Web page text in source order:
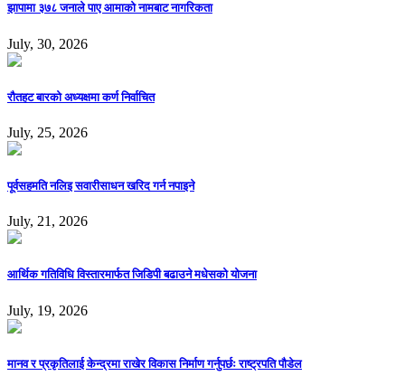
झापामा ३७८ जनाले पाए आमाको नामबाट नागरिकता
July, 30, 2026
रौतहट बारको अध्यक्षमा कर्ण निर्वाचित
July, 25, 2026
पूर्वसहमति नलिइ सवारीसाधन खरिद गर्न नपाइने
July, 21, 2026
आर्थिक गतिविधि विस्तारमार्फत जिडिपी बढाउने मधेसको योजना
July, 19, 2026
मानव र प्रकृतिलाई केन्द्रमा राखेर विकास निर्माण गर्नुपर्छः राष्ट्रपति पौडेल